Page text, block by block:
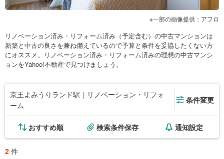
一部の画像提供：アフロ
リノベーション済み・リフォーム済み（予定含む）の中古マンションは
新築と中古の良さを兼ね備えているので予算と条件を妥協したくない方
にオススメ。リノベーション済み・リフォーム済みの理想の中古マンシ
ョンをYahoo!不動産で見つけましょう。
京王よみうりランド駅｜リノベーション・リフォ
ーム
条件変更
おすすめ順 検索条件保存 通知設定
2 件